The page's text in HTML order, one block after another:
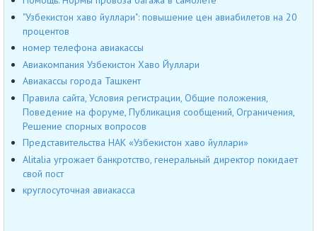
"Узбекистон хаво йуллари": повышение цен авиабилетов на 20
процентов
номер телефона авиакассы
Авиакомпания Узбекистон Хаво Йуллари
Авиакассы города Ташкент
Правила сайта, Условия регистрации, Общие положения,
Поведение на форуме, Публикация сообщений, Ограничения,
Решение спорных вопросов
Представительства НАК «Узбекистон хаво йуллари»
Alitalia угрожает банкротство, генеральный директор покидает
свой пост
круглосуточная авиакасса